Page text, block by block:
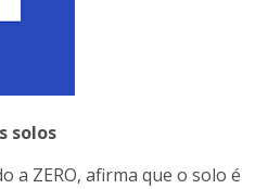
solos
a ZERO, afirma que o solo é